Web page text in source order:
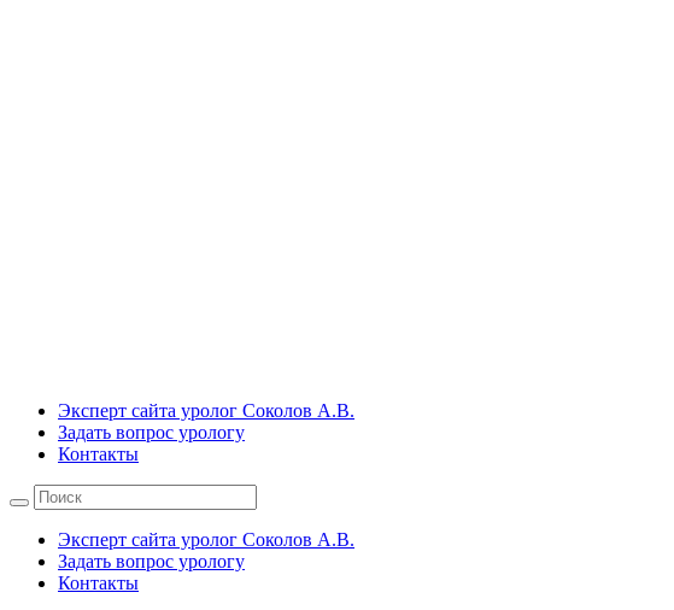
Эксперт сайта уролог Соколов А.В.
Задать вопрос урологу
Контакты
Эксперт сайта уролог Соколов А.В.
Задать вопрос урологу
Контакты